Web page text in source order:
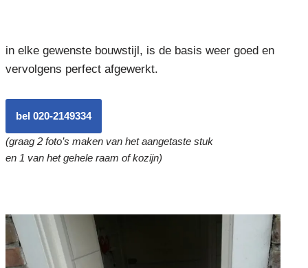
in elke gewenste bouwstijl, is de basis weer goed en
vervolgens perfect afgewerkt.
bel 020-2149334
(graag 2 foto’s maken van het aangetaste stuk
en 1 van het gehele raam of kozijn)